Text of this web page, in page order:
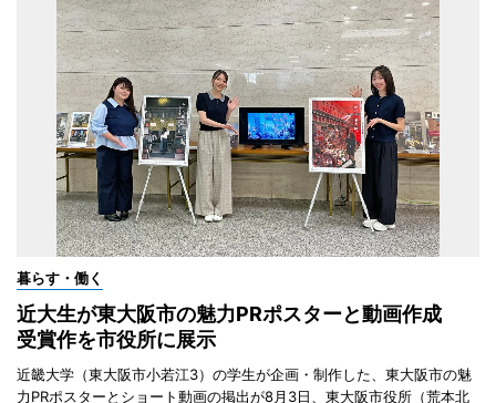
暮らす・働く
近大生が東大阪市の魅力PRポスターと動画作成
受賞作を市役所に展示
近畿大学（東大阪市小若江3）の学生が企画・制作した、東大阪市の魅
力PRポスターとショート動画の掲出が8月3日、東大阪市役所（荒本北